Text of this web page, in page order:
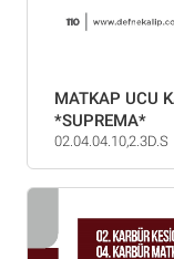
MATKAP UCU
*SUPREMA*
02.04.04.10,2.3D.S